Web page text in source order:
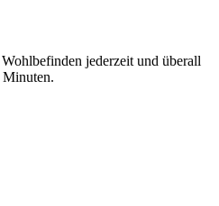
jederzeit und überall
Minuten.